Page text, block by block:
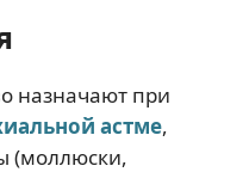
назначают при
астме,
(моллюски,